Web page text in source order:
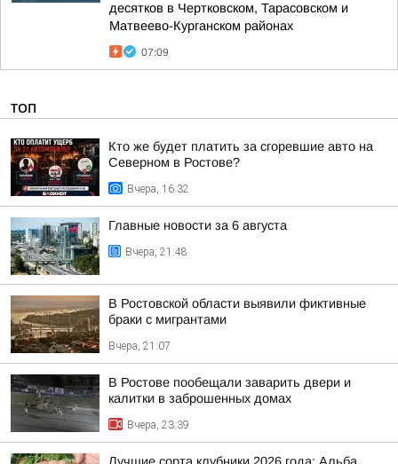
десятков в Чертковском, Тарасовском и
Матвеево-Курганском районах
07:09
ТОП
Кто же будет платить за сгоревшие авто на
Северном в Ростове?
Вчера, 16:32
Главные новости за 6 августа
Вчера, 21:48
В Ростовской области выявили фиктивные
браки с мигрантами
Вчера, 21:07
В Ростове пообещали заварить двери и
калитки в заброшенных домах
Вчера, 23:39